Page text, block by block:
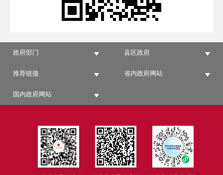
政府部门 县区政府
推荐链接 省内政府网站
国内政府网站